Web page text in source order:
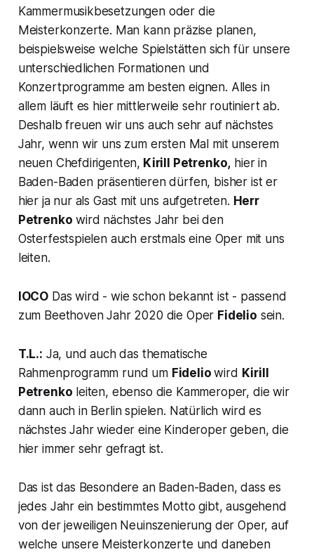
Kammermusikbesetzungen oder die
Meisterkonzerte. Man kann präzise planen,
beispielsweise welche Spielstätten sich für unsere
unterschiedlichen Formationen und
Konzertprogramme am besten eignen. Alles in
allem läuft es hier mittlerweile sehr routiniert ab.
Deshalb freuen wir uns auch sehr auf nächstes
Jahr, wenn wir uns zum ersten Mal mit unserem
neuen Chefdirigenten, Kirill Petrenko, hier in
Baden-Baden präsentieren dürfen, bisher ist er
hier ja nur als Gast mit uns aufgetreten. Herr
Petrenko wird nächstes Jahr bei den
Osterfestspielen auch erstmals eine Oper mit uns
leiten.
IOCO Das wird - wie schon bekannt ist - passend
zum Beethoven Jahr 2020 die Oper Fidelio sein.
T.L.: Ja, und auch das thematische
Rahmenprogramm rund um Fidelio wird Kirill
Petrenko leiten, ebenso die Kammeroper, die wir
dann auch in Berlin spielen. Natürlich wird es
nächstes Jahr wieder eine Kinderoper geben, die
hier immer sehr gefragt ist.
Das ist das Besondere an Baden-Baden, dass es
jedes Jahr ein bestimmtes Motto gibt, ausgehend
von der jeweiligen Neuinszenierung der Oper, auf
welche unsere Meisterkonzerte und daneben